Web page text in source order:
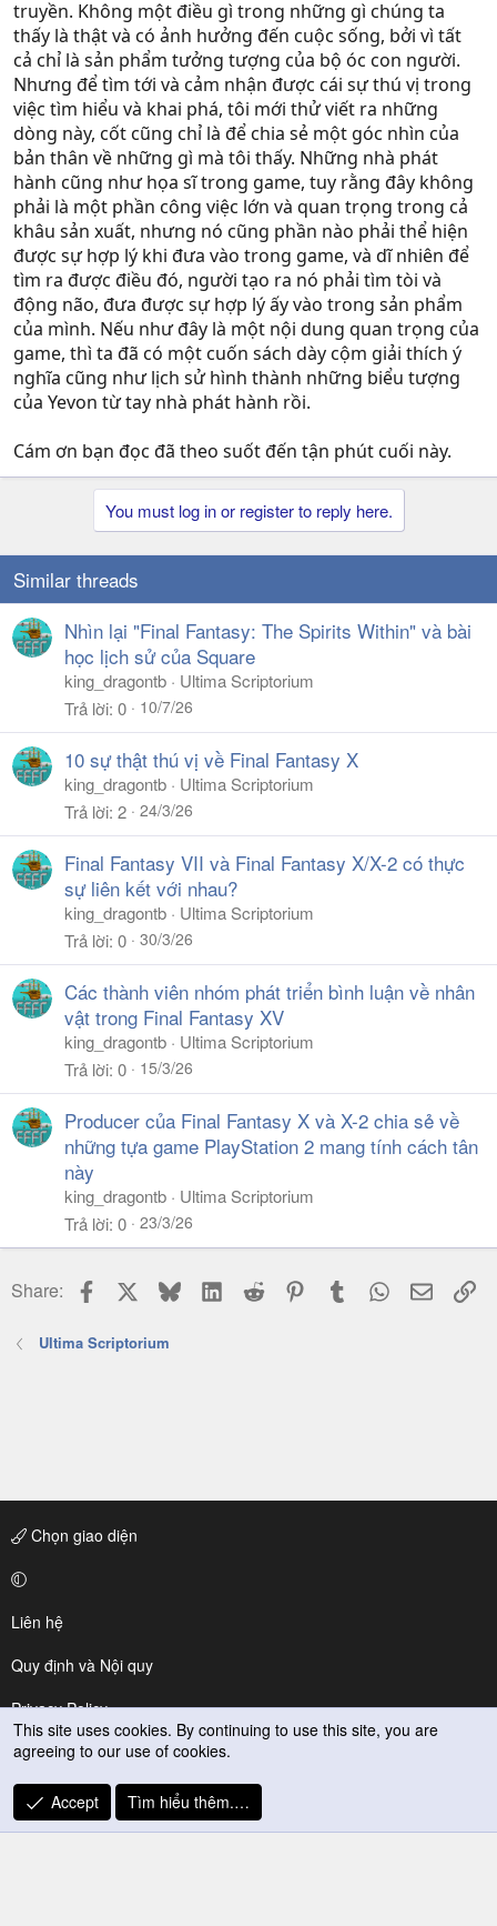
truyền. Không một điều gì trong những gì chúng ta
thấy là thật và có ảnh hưởng đến cuộc sống, bởi vì tất
cả chỉ là sản phẩm tưởng tượng của bộ óc con người.
Nhưng để tìm tới và cảm nhận được cái sự thú vị trong
việc tìm hiểu và khai phá, tôi mới thử viết ra những
dòng này, cốt cũng chỉ là để chia sẻ một góc nhìn của
bản thân về những gì mà tôi thấy. Những nhà phát
hành cũng như họa sĩ trong game, tuy rằng đây không
phải là một phần công việc lớn và quan trọng trong cả
khâu sản xuất, nhưng nó cũng phần nào phải thể hiện
được sự hợp lý khi đưa vào trong game, và dĩ nhiên để
tìm ra được điều đó, người tạo ra nó phải tìm tòi và
động não, đưa được sự hợp lý ấy vào trong sản phẩm
của mình. Nếu như đây là một nội dung quan trọng của
game, thì ta đã có một cuốn sách dày cộm giải thích ý
nghĩa cũng như lịch sử hình thành những biểu tượng
của Yevon từ tay nhà phát hành rồi.
Cám ơn bạn đọc đã theo suốt đến tận phút cuối này.
You must log in or register to reply here.
Similar threads
Nhìn lại "Final Fantasy: The Spirits Within" và bài
học lịch sử của Square
king_dragontb
Ultima Scriptorium
Trả lời 0 10/7/26
10 sự thật thú vị về Final Fantasy X
king_dragontb
Ultima Scriptorium
Trả lời 2 24/3/26
Final Fantasy VII và Final Fantasy X/X-2 có thực
sự liên kết với nhau?
king_dragontb
Ultima Scriptorium
Trả lời 0 30/3/26
Các thành viên nhóm phát triển bình luận về nhân
vật trong Final Fantasy XV
king_dragontb
Ultima Scriptorium
Trả lời 0 15/3/26
Producer của Final Fantasy X và X-2 chia sẻ về
những tựa game PlayStation 2 mang tính cách tân
này
king_dragontb
Ultima Scriptorium
Trả lời 0 23/3/26
Share: Facebook BlueskyLinkedIn
Reddit PinterestTumblr WhatsApp
Email
Ultima Scriptorium
Chọn giao diện
Liên hệ
Quy định và Nội quy
Privacy Policy
Trợ giúp
R
S
This site uses cookies. By continuing to use this site, you are
agreeing to our use of cookies.
Accept Tìm hiểu thêm.…